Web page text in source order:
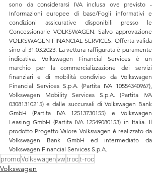
sono da considerarsi IVA inclusa ove previsto -
Informazioni europee di base/Fogli informativi e
condizioni assicurative disponibili presso le
Concessionarie VOLKSWAGEN. Salvo approvazione
VOLKSWAGEN FINANCIAL SERVICES. Offerta valida
sino al 31.03.2023. La vettura raffigurata è puramente
indicativa. Volkswagen Financial Services è un
marchio per la commercializzazione dei servizi
finanziari e di mobilità condiviso da Volkswagen
Financial Services S.p.A. (Partita IVA 10554340967),
Volkswagen Mobility Services S.p.A. (Partita IVA
03081310215) e dalle succursali di Volkswagen Bank
GmbH (Partita IVA 12513730155) e Volkswagen
Leasing GmbH (Partita IVA 12549080153) in Italia. Il
prodotto Progetto Valore Volkswagen è realizzato da
Volkswagen Bank GmbH ed intermediato da
Volkswagen Financial Services S.p.A.
promoVolkswagenvwtroct-roc
Volkswagen